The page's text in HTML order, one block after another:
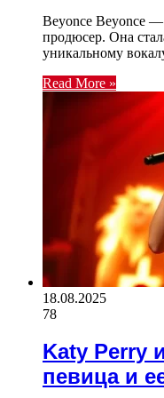
Beyonce Beyonce —
продюсер. Она
уникальному
Read More »
18.08.2025
78
Katy Perry
певица и